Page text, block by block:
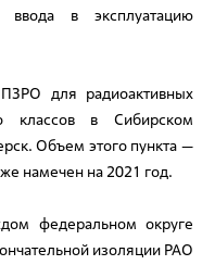
ввода в эксплуатацию
для радиоактивных
классов в Сибирском
Объем этого пункта —
намечен на 2021 год.
федеральном округе
изоляции РАО